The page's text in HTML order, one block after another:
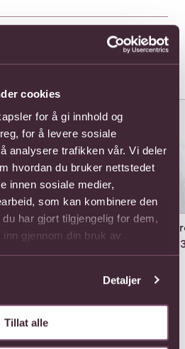
cookies
for å gi innhold og
for å levere sosiale
analysere trafikken vår. Vi deler
hvordan du bruker nettstedet
innen sosiale medier,
som kan kombinere den
har gjort tilgjengelig for dem,
gjennom din bruk av
Detaljer
Tillat alle
Se mer om 12 roses medium
12 roses medium
924,-